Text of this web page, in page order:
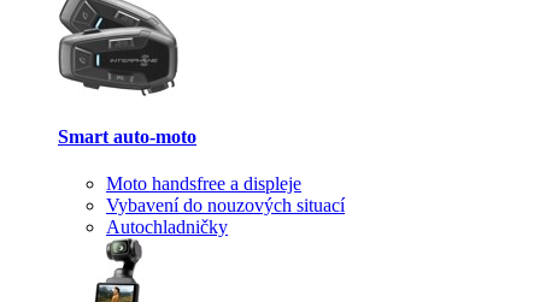
Smart auto-moto
Moto handsfree a displeje
Vybavení do nouzových situací
Autochladničky